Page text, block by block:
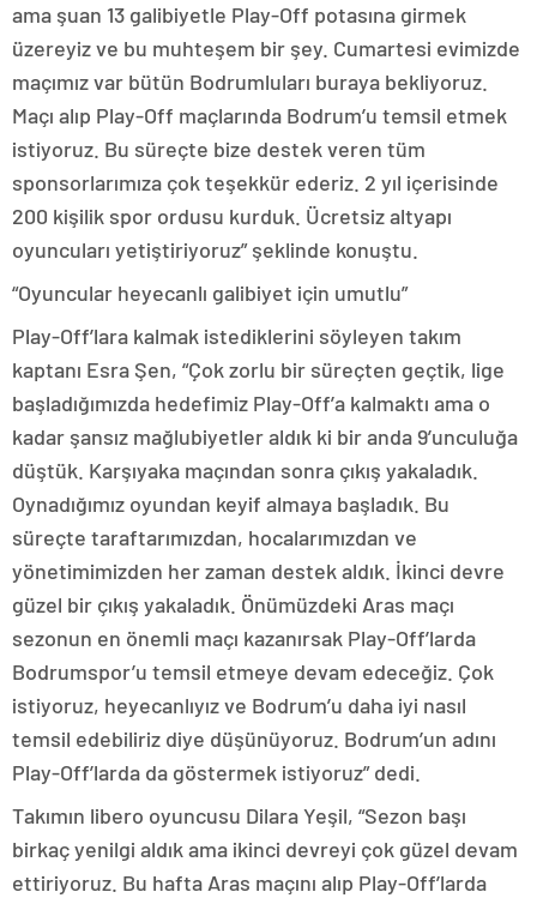
ama şuan 13 galibiyetle Play-Off potasına girmek
üzereyiz ve bu muhteşem bir şey. Cumartesi evimizde
maçımız var bütün Bodrumluları buraya bekliyoruz.
Maçı alıp Play-Off maçlarında Bodrum’u temsil etmek
istiyoruz. Bu süreçte bize destek veren tüm
sponsorlarımıza çok teşekkür ederiz. 2 yıl içerisinde
200 kişilik spor ordusu kurduk. Ücretsiz altyapı
oyuncuları yetiştiriyoruz” şeklinde konuştu.
“Oyuncular heyecanlı galibiyet için umutlu”
Play-Off’lara kalmak istediklerini söyleyen takım
kaptanı Esra Şen, “Çok zorlu bir süreçten geçtik, lige
başladığımızda hedefimiz Play-Off’a kalmaktı ama o
kadar şansız mağlubiyetler aldık ki bir anda 9’unculuğa
düştük. Karşıyaka maçından sonra çıkış yakaladık.
Oynadığımız oyundan keyif almaya başladık. Bu
süreçte taraftarımızdan, hocalarımızdan ve
yönetimimizden her zaman destek aldık. İkinci devre
güzel bir çıkış yakaladık. Önümüzdeki Aras maçı
sezonun en önemli maçı kazanırsak Play-Off’larda
Bodrumspor’u temsil etmeye devam edeceğiz. Çok
istiyoruz, heyecanlıyız ve Bodrum’u daha iyi nasıl
temsil edebiliriz diye düşünüyoruz. Bodrum’un adını
Play-Off’larda da göstermek istiyoruz” dedi.
Takımın libero oyuncusu Dilara Yeşil, “Sezon başı
birkaç yenilgi aldık ama ikinci devreyi çok güzel devam
ettiriyoruz. Bu hafta Aras maçını alıp Play-Off’larda